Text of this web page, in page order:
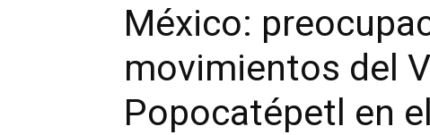
México:
movimientos del
Popocatépetl en